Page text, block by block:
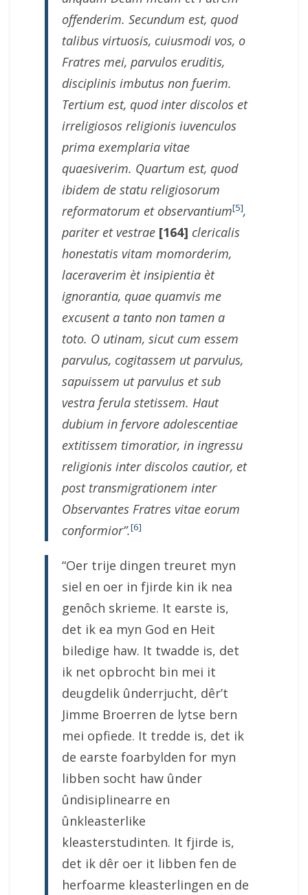
offenderim. Secundum est, quod
talibus virtuosis, cuiusmodi vos, o
Fratres mei, parvulos eruditis,
disciplinis imbutus non fuerim.
Tertium est, quod inter discolos et
irreligiosos religionis iuvenculos
prima exemplaria vitae
quaesiverim. Quartum est, quod
ibidem de statu religiosorum
reformatorum et observantium[5],
pariter et vestrae [164] clericalis
honestatis vitam momorderim,
laceraverim èt insipientia èt
ignorantia, quae quamvis me
excusent a tanto non tamen a
toto. O utinam, sicut cum essem
parvulus, cogitassem ut parvulus,
sapuissem ut parvulus et sub
vestra ferula stetissem. Haut
dubium in fervore adolescentiae
extitissem timoratior, in ingressu
religionis inter discolos cautior, et
post transmigrationem inter
Observantes Fratres vitae eorum
conformior”.[6]
“Oer trije dingen treuret myn
siel en oer in fjirde kin ik nea
genôch skrieme. It earste is,
det ik ea myn God en Heit
biledige haw. It twadde is, det
ik net opbrocht bin mei it
deugdelik ûnderrjucht, dêr’t
Jimme Broerren de lytse bern
mei opfiede. It tredde is, det ik
de earste foarbylden for myn
libben socht haw ûnder
ûndisiplinearre en
ûnkleasterlike
kleasterstudinten. It fjirde is,
det ik dêr oer it libben fen de
herfoarme kleasterlingen en de